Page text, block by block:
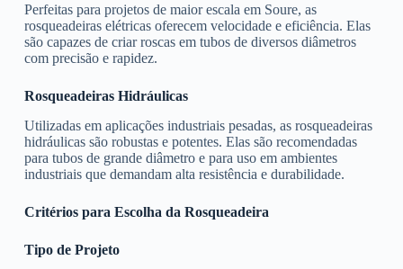
Perfeitas para projetos de maior escala em Soure, as
rosqueadeiras elétricas oferecem velocidade e eficiência. Elas
são capazes de criar roscas em tubos de diversos diâmetros
com precisão e rapidez.
Rosqueadeiras Hidráulicas
Utilizadas em aplicações industriais pesadas, as rosqueadeiras
hidráulicas são robustas e potentes. Elas são recomendadas
para tubos de grande diâmetro e para uso em ambientes
industriais que demandam alta resistência e durabilidade.
Critérios para Escolha da Rosqueadeira
Tipo de Projeto